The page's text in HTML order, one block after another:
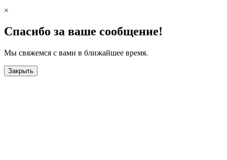
×
Спасибо за ваше сообщение!
Мы свяжемся с вами в ближайшее время.
Закрыть